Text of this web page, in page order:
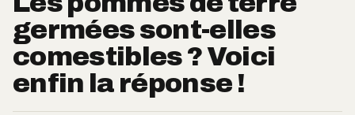
germées sont-elles
comestibles ? Voici
enfin la réponse !